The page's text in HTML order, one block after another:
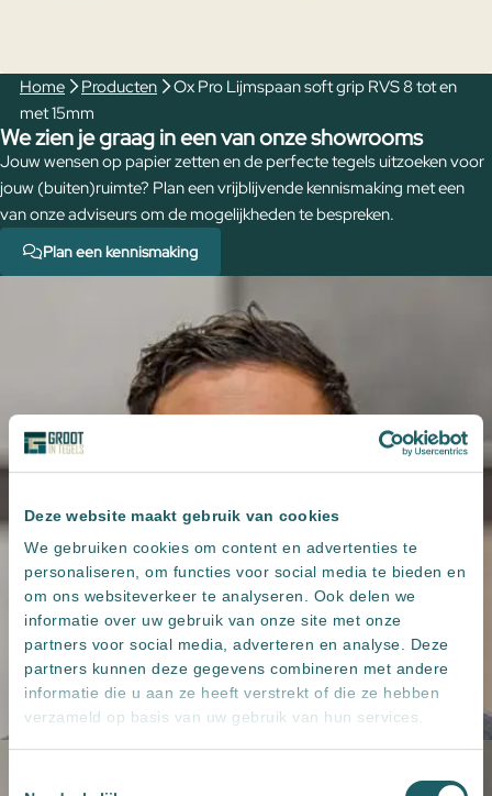
Deze website maakt gebruik van cookies
We gebruiken cookies om content en advertenties te
personaliseren, om functies voor social media te bieden en
om ons websiteverkeer te analyseren. Ook delen we
informatie over uw gebruik van onze site met onze
partners voor social media, adverteren en analyse. Deze
partners kunnen deze gegevens combineren met andere
informatie die u aan ze heeft verstrekt of die ze hebben
verzameld op basis van uw gebruik van hun services.
Home Producten
Ox Pro Lijmspaan soft grip RVS 8 tot en
met 15mm
We zien je graag in een van onze showrooms
Jouw wensen op papier zetten en de perfecte tegels uitzoeken voor
jouw (buiten)ruimte? Plan een vrijblijvende kennismaking met een
van onze adviseurs om de mogelijkheden te bespreken.
Plan een kennismaking